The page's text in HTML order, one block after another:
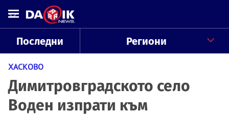
Последни Региони
ХАСКОВО
Димитровградското село
Воден изпрати към